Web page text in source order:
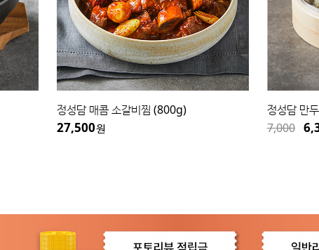
정성담 매콤 소갈비찜 (800g)
27,500원
정성담 만
7,000